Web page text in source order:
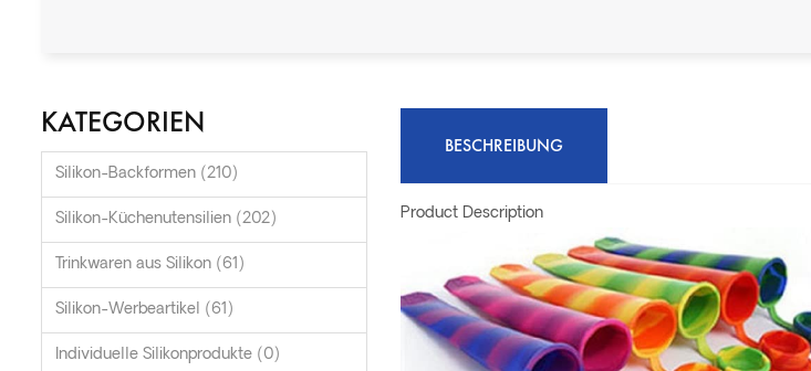
KATEGORIEN
Silikon-Backformen (210)
Silikon-Küchenutensilien (202)
Trinkwaren aus Silikon (61)
Silikon-Werbeartikel (61)
Individuelle Silikonprodukte (0)
BESCHREIBUNG
Product Description